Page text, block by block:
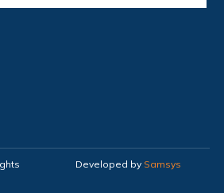
Developed by Samsys